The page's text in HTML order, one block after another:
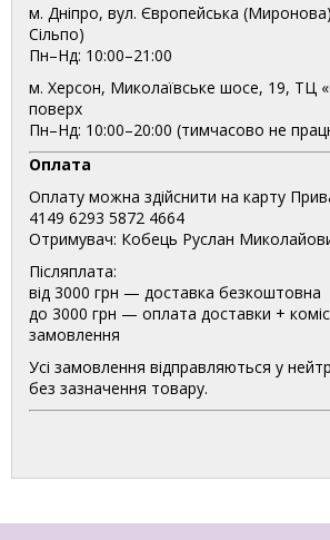
м. Дніпро, вул. Європейська
Сільпо)
Пн–Нд: 10:00–21:00
м. Херсон, Миколаївське шосе, 19, ТЦ
поверх
Пн–Нд: 10:00–20:00 (тимчасово не
Оплата
Оплату можна здійснити на карту
4149 6293 5872 4664
Отримувач: Кобець Руслан
Післяплата:
від 3000 грн — доставка безкоштовна
до 3000 грн — оплата доставки +
замовлення
Усі замовлення відправляються у
без зазначення товару.